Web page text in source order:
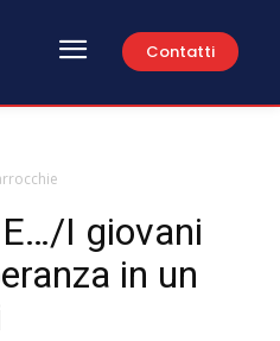
Contatti
I giovani
in un